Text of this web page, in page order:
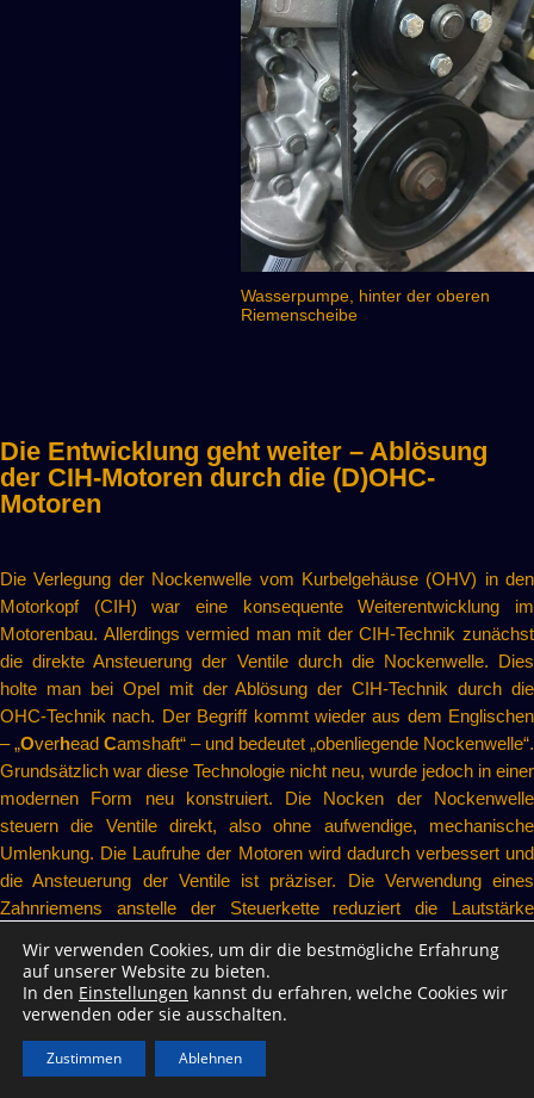
Wasserpumpe, hinter der oberen
Riemenscheibe
Die Entwicklung geht weiter – Ablösung
der CIH-Motoren durch die (D)OHC-
Motoren
Die Verlegung der Nockenwelle vom Kurbelgehäuse (OHV) in den
Motorkopf (CIH) war eine konsequente Weiterentwicklung im
Motorenbau. Allerdings vermied man mit der CIH-Technik zunächst
die direkte Ansteuerung der Ventile durch die Nockenwelle. Dies
holte man bei Opel mit der Ablösung der CIH-Technik durch die
OHC-Technik nach. Der Begriff kommt wieder aus dem Englischen
– „Overhead Camshaft“ – und bedeutet „obenliegende Nockenwelle“.
Grundsätzlich war diese Technologie nicht neu, wurde jedoch in einer
modernen Form neu konstruiert. Die Nocken der Nockenwelle
steuern die Ventile direkt, also ohne aufwendige, mechanische
Umlenkung. Die Laufruhe der Motoren wird dadurch verbessert und
die Ansteuerung der Ventile ist präziser. Die Verwendung eines
Zahnriemens anstelle der Steuerkette reduziert die Lautstärke
jedoch mit teuren Zahnriemenwechseln bezahlt wird. Auch die
Einführung der Hydrostößel bei Opel erfolgte mit diesen Motoren.
Statt des Graugussblockes und -kopfes wurde nun ein
Leichtmetallkopf verwendet.
Als weitere Verbesserung (oder Ergänzung) werden zwei
Wir verwenden Cookies, um dir die bestmögliche Erfahrung
auf unserer Website zu bieten.
In den Einstellungen kannst du erfahren, welche Cookies wir
verwenden oder sie ausschalten.
Zustimmen Ablehnen